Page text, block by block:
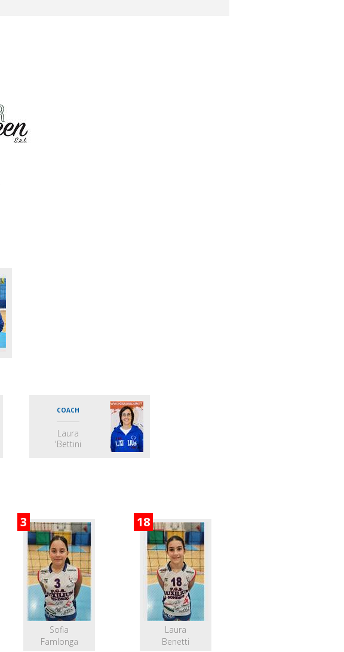
COACH
Laura
'Bettini
3
Sofia
Famlonga
18
Laura
Benetti